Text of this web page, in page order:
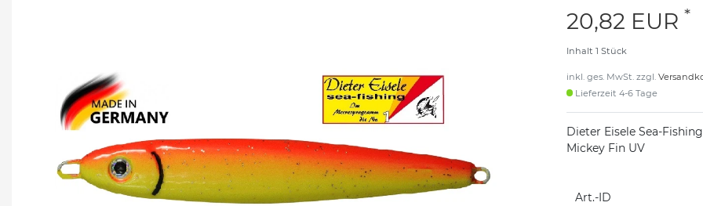
20,82 EUR *
Inhalt 1 Stück
inkl. ges. MwSt. zzgl.
Lieferzeit 4-6 Tage
Dieter Eisele Sea-
Mickey Fin UV
Art.-ID